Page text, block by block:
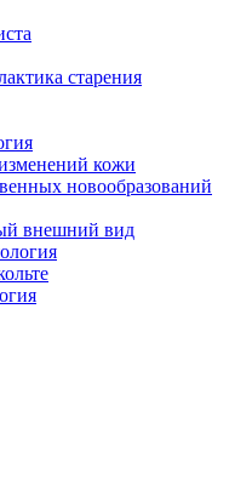
старения
кожи
новообразований
внешний вид